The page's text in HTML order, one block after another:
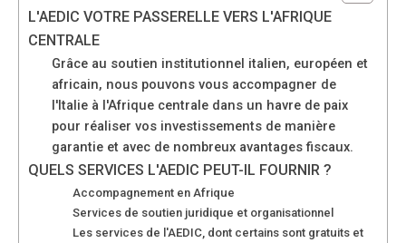
L'AEDIC VOTRE PASSERELLE VERS L'AFRIQUE
CENTRALE
Grâce au soutien institutionnel italien, européen et
africain, nous pouvons vous accompagner de
l'Italie à l'Afrique centrale dans un havre de paix
pour réaliser vos investissements de manière
garantie et avec de nombreux avantages fiscaux.
QUELS SERVICES L'AEDIC PEUT-IL FOURNIR ?
Accompagnement en Afrique
Services de soutien juridique et organisationnel
Les services de l'AEDIC, dont certains sont gratuits et
Nécessaire
Ces cookies ne
sont pas
facultatifs. Ils
sont
nécessaires au
fonctionnement
du site web.
Statistiques